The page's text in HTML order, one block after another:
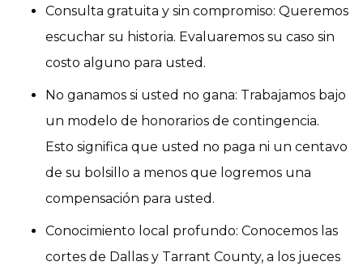
Consulta gratuita y sin compromiso: Queremos
escuchar su historia. Evaluaremos su caso sin
costo alguno para usted.
No ganamos si usted no gana: Trabajamos bajo
un modelo de honorarios de contingencia.
Esto significa que usted no paga ni un centavo
de su bolsillo a menos que logremos una
compensación para usted.
Conocimiento local profundo: Conocemos las
cortes de Dallas y Tarrant County, a los jueces